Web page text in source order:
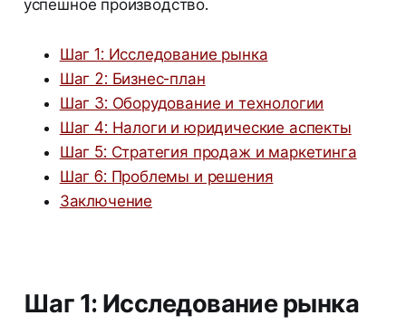
успешное производство.
Шаг 1: Исследование рынка
Шаг 2: Бизнес-план
Шаг 3: Оборудование и технологии
Шаг 4: Налоги и юридические аспекты
Шаг 5: Стратегия продаж и маркетинга
Шаг 6: Проблемы и решения
Заключение
Шаг 1: Исследование рынка